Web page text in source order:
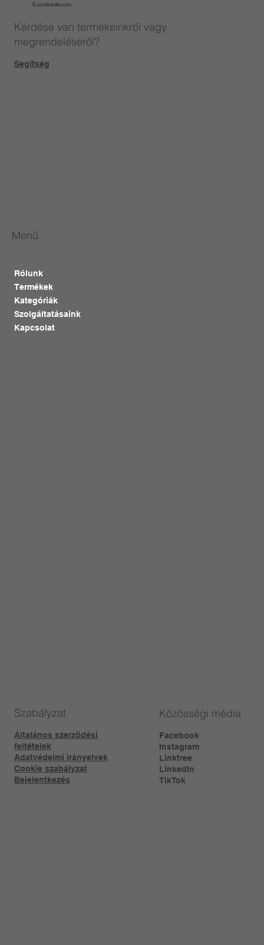
Eurotradecon
Kérdése van termékeinkről vagy
megrendeléséről?
Segítség
Szabályzat
Általános szerződési
feltételek
Adatvédelmi irányelvek
Cookie szabályzat
Bejelentkezés
Menü
Rólunk
Termékek
Kategóriák
Szolgáltatásaink
Kapcsolat
Közösségi média
Facebook
Instagram
Linktree​
LinkedIn
TikTok